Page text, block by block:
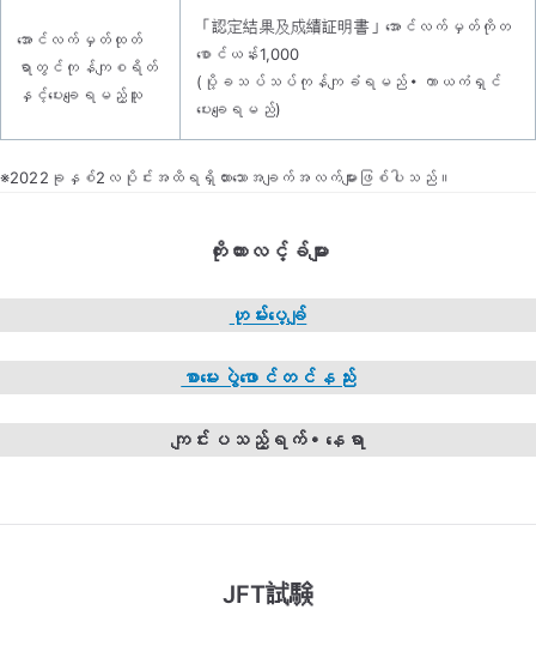
အောင်လက်မှတ်ထုတ်
ရာတွင်ကုန်ကျစရိတ်
နှင့်ပေးချေရမည့်သူ
「認定結果及成績証明書」အောင်လက်မှတ်ကိုတ
စောင်ယန်း1,000
(ပို့ခသပ်သပ်ကုန်ကျခံရမည်・ကာယကံရှင်
ပေးချေရမည်)
※2022ခုနှစ်2လပိုင်းအထိရရှိထားသောအချက်အလက်များဖြစ်ပါသည်။
ကိုးကားလင့်ခ်များ
ဟုမ်းပေ့ချ်
စာမေးပွဲဖောင်တင်နည်း
ကျင်းပသည့်ရက်・နေရာ
JFT試験